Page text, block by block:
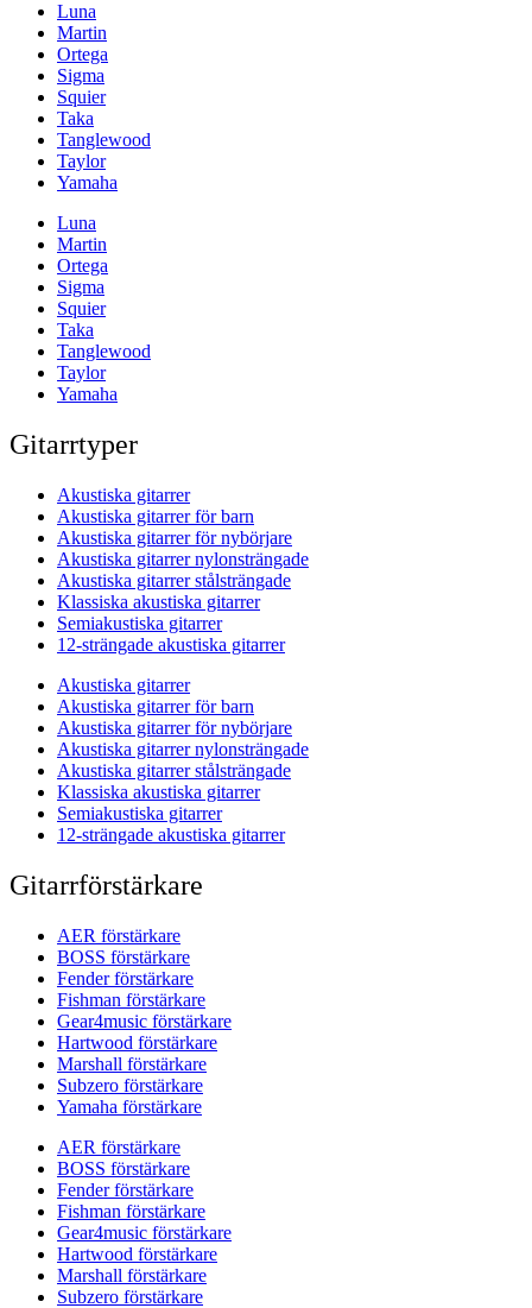
Luna
Martin
Ortega
Sigma
Squier
Taka
Tanglewood
Taylor
Yamaha
Luna
Martin
Ortega
Sigma
Squier
Taka
Tanglewood
Taylor
Yamaha
Gitarrtyper
Akustiska gitarrer
Akustiska gitarrer för barn
Akustiska gitarrer för nybörjare
Akustiska gitarrer nylonsträngade
Akustiska gitarrer stålsträngade
Klassiska akustiska gitarrer
Semiakustiska gitarrer
12-strängade akustiska gitarrer
Akustiska gitarrer
Akustiska gitarrer för barn
Akustiska gitarrer för nybörjare
Akustiska gitarrer nylonsträngade
Akustiska gitarrer stålsträngade
Klassiska akustiska gitarrer
Semiakustiska gitarrer
12-strängade akustiska gitarrer
Gitarrförstärkare
AER förstärkare
BOSS förstärkare
Fender förstärkare
Fishman förstärkare
Gear4music förstärkare
Hartwood förstärkare
Marshall förstärkare
Subzero förstärkare
Yamaha förstärkare
AER förstärkare
BOSS förstärkare
Fender förstärkare
Fishman förstärkare
Gear4music förstärkare
Hartwood förstärkare
Marshall förstärkare
Subzero förstärkare